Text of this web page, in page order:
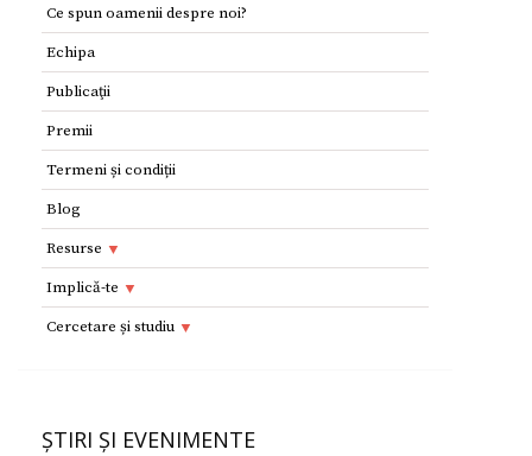
Ce spun oamenii despre noi?
Echipa
Publicaţii
Premii
Termeni și condiții
Blog
Resurse
Resurse
Adolescenţi şi tineri
Formularul E 112
Implică-te
Implică-te
Donează
Cercetare și studiu
Conferinţe Medicale
ȘTIRI ȘI EVENIMENTE